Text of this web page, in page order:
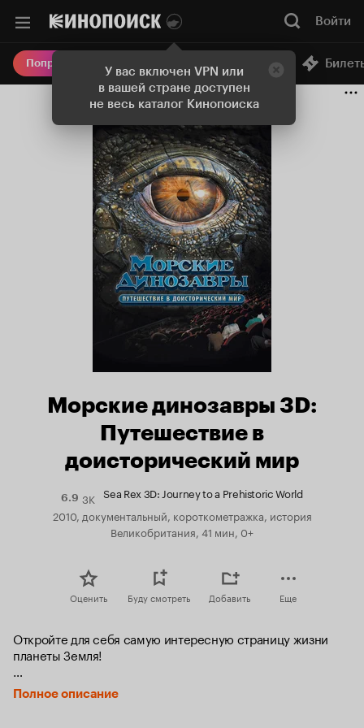
У вас включен VPN или
в вашей стране доступен
не весь каталог Кинопоиска
Войти
Попробовать Плюс Онлайн-кинотеатр
Морские динозавры 3D:
Путешествие в
доисторический мир
6.9Рейтинг
Кинопоиска
6.9
3K Sea Rex 3D: Journey to a Prehistoric World
2010, документальный, короткометражка, история
Великобритания, 41 мин, 0+
Оценить Буду смотреть Добавить Еще
Откройте для себя самую интересную страницу жизни
планеты Земля!
С этим фильмом в составе отважной команды вы
перенесетесь на 200 млн. лет назад, в невероятный мир
Полное описание